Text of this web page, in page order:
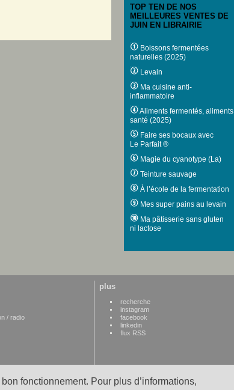
fonctionnement. Pour plus d’informations,
TOP TEN DE NOS
MEILLEURES VENTES DE
JUIN EN LIBRAIRIE
Boissons fermentées
naturelles (2025)
Levain
Ma cuisine anti-
inflammatoire
Aliments fermentés, aliments
santé (2025)
Faire ses bocaux avec
Le Parfait ®
Magie du cyanotype (La)
Teinture sauvage
À l’école de la fermentation
Mes super pains au levain
Ma pâtisserie sans gluten
ni lactose
/ radio
plus
recherche
instagram
facebook
linkedin
flux RSS
WWW credits